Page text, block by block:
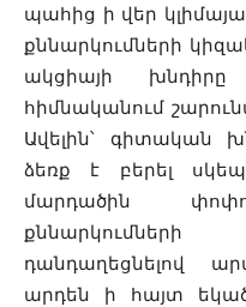
պահից ի վեր
քննարկումների
ակցիայի
հիմնականում
Ավելին՝ գիտական
ձեռք է բերել
մարդածին
քննարկումների
դանդաղեցնելով
արդեն ի հայտ եկած